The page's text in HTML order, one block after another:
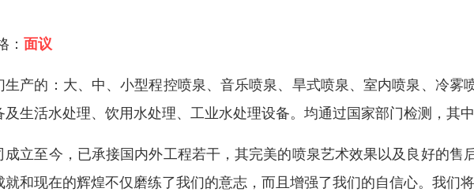
： 面议
生产的：大、中、小型程控喷泉、音乐喷泉、旱式喷泉、室内喷泉、冷雾
及生活水处理、饮用水处理、工业水处理设备。均通过国家部门检测，其
成立至今，已承接国内外工程若干，其完美的喷泉艺术效果以及良好的售
就和现在的辉煌不仅磨练了我们的意志，而且增强了我们的自信心。我们